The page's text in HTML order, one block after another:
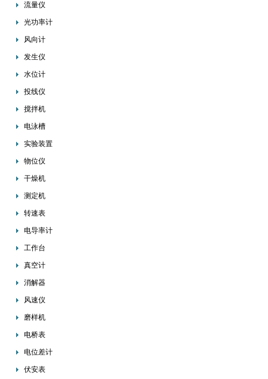
流量仪
光功率计
风向计
发生仪
水位计
投线仪
搅拌机
电泳槽
实验装置
物位仪
干燥机
测定机
转速表
电导率计
工作台
真空计
消解器
风速仪
磨样机
电桥表
电位差计
伏安表